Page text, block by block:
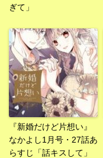
ぎて」
『新婚だけど片想い』
なかよし1月号・27話あ
らすじ「話キスして」